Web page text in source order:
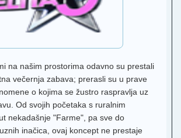
na našim prostorima odavno su prestali
večernja zabava; prerasli su u prave
o kojima se žustro raspravlja uz
Od svojih početaka s ruralnim
nekadašnje "Farme", pa sve do
inačica, ovaj koncept ne prestaje